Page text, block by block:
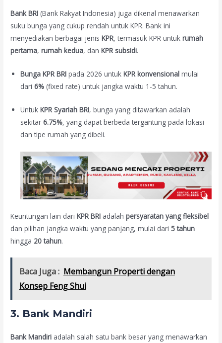
Bank BRI (Bank Rakyat Indonesia) juga dikenal menawarkan
suku bunga yang cukup rendah untuk KPR. Bank ini
menyediakan berbagai jenisKPR, termasuk KPR untukrumah
pertama,rumah kedua, danKPR subsidi.
Bunga KPR BRI pada 2026 untukKPR konvensional mulai
dari6% (fixed rate) untuk jangka waktu 1-5 tahun.
UntukKPR Syariah BRI, bunga yang ditawarkan adalah
sekitar6.75%, yang dapat berbeda tergantung pada lokasi
dan tipe rumah yang dibeli.
Keuntungan lain dariKPR BRI adalahpersyaratan yang fleksibel
dan pilihan jangka waktu yang panjang, mulai dari5 tahun
hingga 20 tahun.
Baca Juga : Membangun Properti dengan
Konsep Feng Shui
3. Bank Mandiri
Bank Mandiri adalah salah satu bank besar yang menawarkan